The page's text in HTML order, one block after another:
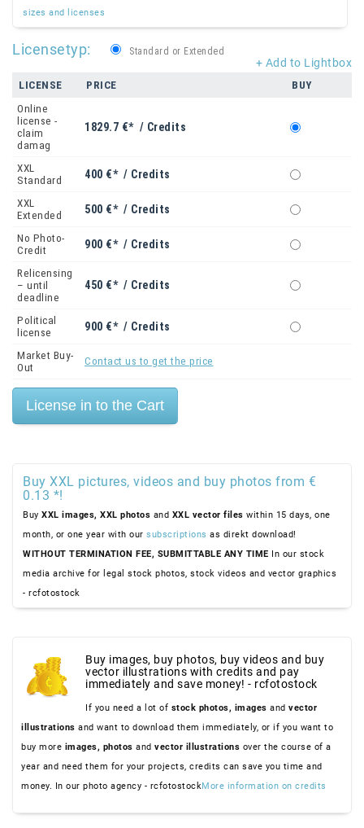
sizes and licenses
+ Add to Lightbox
Licensetyp: Standard or Extended
LICENSE PRICE
BUY
Online
license -
claim
damag
1829.7 €* / Credits
XXL
Standard
400 €* / Credits
XXL
Extended
500 €* / Credits
No Photo-
Credit
900 €* / Credits
Relicensing
– until
deadline
450 €* / Credits
Political
license
900 €* / Credits
Market Buy-
Out
Contact us to get the price
Buy XXL pictures, videos and buy photos from €
0.13 *!
Buy XXL images, XXL photos and XXL vector files within 15 days, one
month, or one year with our subscriptions as direkt download!
WITHOUT TERMINATION FEE, SUBMITTABLE ANY TIME In our stock
media archive for legal stock photos, stock videos and vector graphics
- rcfotostock
Buy images, buy photos, buy videos and buy
vector illustrations with credits and pay
immediately and save money! - rcfotostock
If you need a lot of stock photos, images and vector
illustrations and want to download them immediately, or if you want to
buy more images, photos and vector illustrations over the course of a
year and need them for your projects, credits can save you time and
money. In our photo agency - rcfotostockMore information on credits